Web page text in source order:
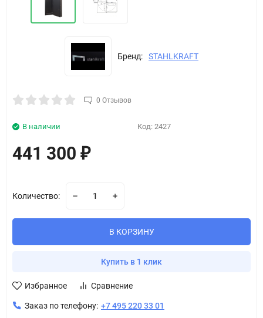
Бренд: STAHLKRAFT
0 Отзывов
В наличии Код: 2427
441 300 ₽
Количество:
В КОРЗИНУ
Купить в 1 клик
Избранное Сравнение
Заказ по телефону: +7 495 220 33 01